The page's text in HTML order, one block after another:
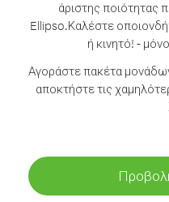
άριστης ποιότητας
Ellipso.Καλέστε
ή κινητό! -
Αγοράστε πακέτα
αποκτήστε τις